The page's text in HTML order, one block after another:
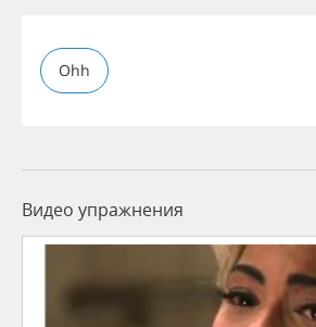
Ohh
Видео упражнения